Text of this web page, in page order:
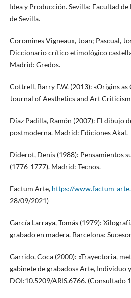
Idea y Producción. Sevilla: Facultad
de Sevilla.
Coromines Vigneaux, Joan; Pascual,
Diccionario crítico etimológico
Madrid: Gredos.
Cottrell, Barry F.W. (2013): «Origins
Journal of Aesthetics and Art
Díaz Padilla, Ramón (2007): El dibujo
postmoderna. Madrid: Ediciones Akal.
Diderot, Denis (1988): Pensamientos
(1776-1777). Madrid: Tecnos.
Factum Arte, https://www.factum-
28/09/2021)
García Larraya, Tomás (1979):
grabado en madera. Barcelona:
Garrido, Coca (2000): «Trayectoria,
gabinete de grabados» Arte, Individuo
DOI:10.5209/ARIS.6766. (Consultado